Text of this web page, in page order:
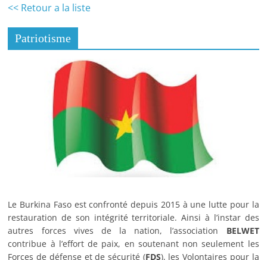
<< Retour a la liste
Patriotisme
Le Burkina Faso est confronté depuis 2015 à une lutte pour la
restauration de son intégrité territoriale. Ainsi à l’instar des
autres forces vives de la nation, l’association BELWET
contribue à l’effort de paix, en soutenant non seulement les
Forces de défense et de sécurité (FDS), les Volontaires pour la